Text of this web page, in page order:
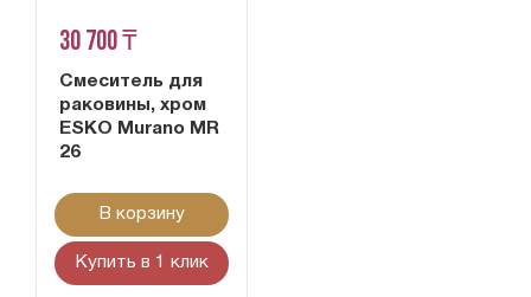
30 700 ₸
Смеситель для
раковины, хром
ESKO Murano MR
26
В корзину
Купить в 1 клик